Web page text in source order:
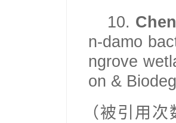
10.
n-damo
ngrove
on &
（被引用次